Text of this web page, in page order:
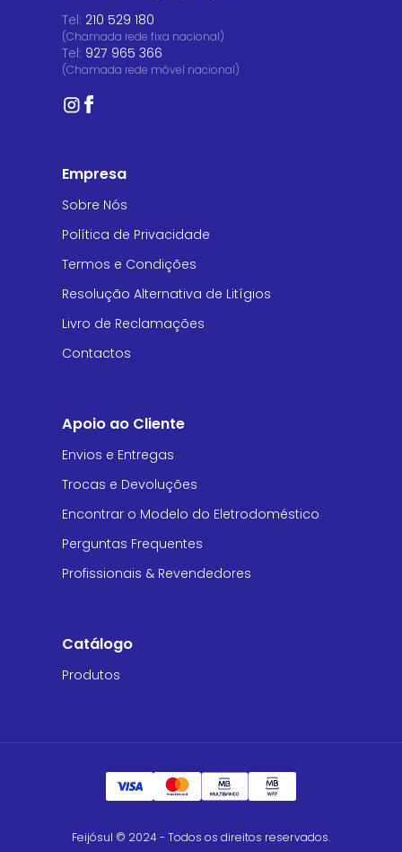
Tel: 210 529 180
(Chamada rede fixa nacional)
Tel: 927 965 366
(Chamada rede móvel nacional)
Empresa
Sobre Nós
Política de Privacidade
Termos e Condições
Resolução Alternativa de Litígios
Livro de Reclamações
Contactos
Apoio ao Cliente
Envios e Entregas
Trocas e Devoluções
Encontrar o Modelo do Eletrodoméstico
Perguntas Frequentes
Profissionais & Revendedores
Catálogo
Produtos
Feijósul © 2024 - Todos os direitos reservados.